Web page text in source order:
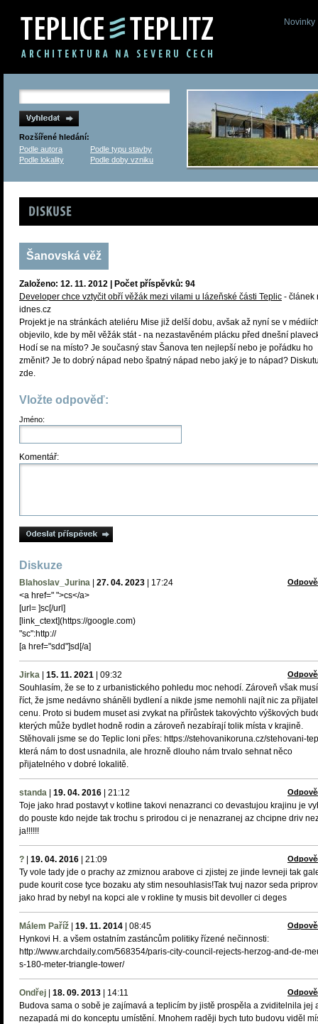
Novinky
Rozšířené hledání:
Podle autora
Podle typu stavby
Podle lokality
Podle doby vzniku
Diskuse
Šanovská věž
Založeno: 12. 11. 2012 | Počet příspěvků: 94
Developer chce vztyčit obří věžák mezi vilami u lázeňské části Teplic - článek
idnes.cz
Projekt je na stránkách ateliéru Mise již delší dobu, avšak až nyní se v
objevilo, kde by měl věžák stát - na nezastavěném plácku před dnešní
Hodí se na místo? Je současný stav Šanova ten nejlepší nebo je pořádku ho
změnit? Je to dobrý nápad nebo špatný nápad nebo jaký je to nápad?
zde.
Vložte odpověď:
Jméno:
Komentář:
Diskuze
Blahoslav_Jurina 27. 04. 2023 17:24
<a href=" ">cs</a>
[url= ]sc[/url]
[link_сtext](https://google.com)
"sc":http://
[a href="sdd"]sd[/a]
Jirka 15. 11. 2021 09:32
Souhlasím, že se to z urbanistického pohledu moc nehodí. Zároveň však
říct, že jsme nedávno sháněli bydlení a nikde jsme nemohli najít nic za
cenu. Proto si budem muset asi zvykat na přírůstek takovýchto výškových
kterých může bydlet hodně rodin a zároveň nezabírají tolik místa v krajině.
Stěhovali jsme se do Teplic loni přes: https://stehovanikoruna.cz/stehovani-
která nám to dost usnadnila, ale hrozně dlouho nám trvalo sehnat něco
přijatelného v dobré lokalitě.
standa 19. 04. 2016 21:12
Toje jako hrad postavyt v kotline takovi nenazranci co devastujou krajinu je
do pouste kdo nejde tak trochu s prirodou ci je nenazranej az chcipne driv
ja!!!!!!
? 19. 04. 2016 21:09
Ty vole tady jde o prachy az zmiznou arabove ci zjistej ze jinde levneji tak
pude kourit cose tyce bozaku aty stim nesouhlasis!Tak tvuj nazor seda
jako hrad by nebyl na kopci ale v rokline ty musis bit devoller ci deges
Málem Paříž 19. 11. 2014 08:45
Hynkovi H. a všem ostatním zastáncům politiky řízené nečinnosti:
http://www.archdaily.com/568354/paris-city-council-rejects-herzog-and-de-
s-180-meter-triangle-tower/
Ondřej 18. 09. 2013 14:11
Budova sama o sobě je zajímavá a teplicím by jistě prospěla a zviditelnila jej
nezapadá mi do konceptu umístění. Mnohem raději bych tuto budovu viděl